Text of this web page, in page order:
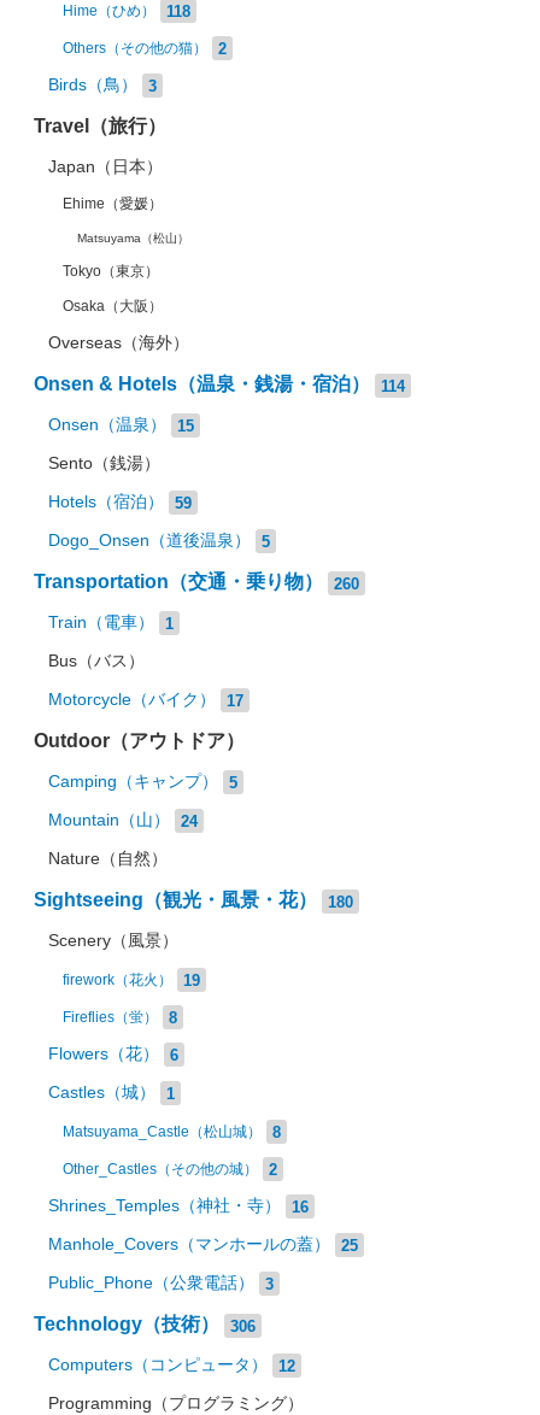
Hime（ひめ） 118
Others（その他の猫） 2
Birds（鳥） 3
Travel（旅行）
Japan（日本）
Ehime（愛媛）
Matsuyama（松山）
Tokyo（東京）
Osaka（大阪）
Overseas（海外）
Onsen & Hotels（温泉・銭湯・宿泊） 114
Onsen（温泉） 15
Sento（銭湯）
Hotels（宿泊） 59
Dogo_Onsen（道後温泉） 5
Transportation（交通・乗り物） 260
Train（電車） 1
Bus（バス）
Motorcycle（バイク） 17
Outdoor（アウトドア）
Camping（キャンプ） 5
Mountain（山） 24
Nature（自然）
Sightseeing（観光・風景・花） 180
Scenery（風景）
firework（花火） 19
Fireflies（蛍） 8
Flowers（花） 6
Castles（城） 1
Matsuyama_Castle（松山城） 8
Other_Castles（その他の城） 2
Shrines_Temples（神社・寺） 16
Manhole_Covers（マンホールの蓋） 25
Public_Phone（公衆電話） 3
Technology（技術） 306
Computers（コンピュータ） 12
Programming（プログラミング）